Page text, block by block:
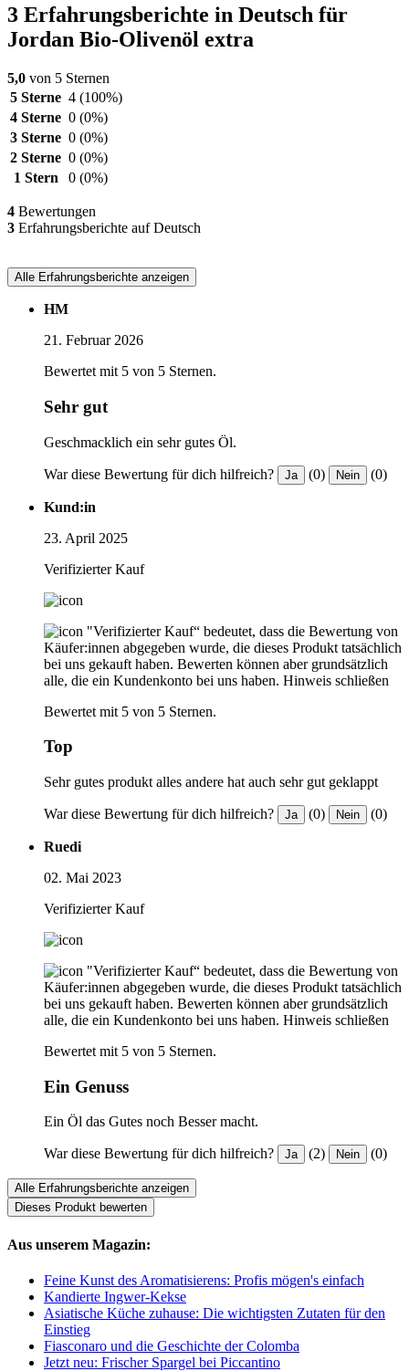
3 Erfahrungsberichte in Deutsch für
Jordan Bio-Olivenöl extra
5,0 von 5 Sternen
5 Sterne 4 (100%)
4 Sterne 0 (0%)
3 Sterne 0 (0%)
2 Sterne 0 (0%)
1 Stern
0 (0%)
4 Bewertungen
3 Erfahrungsberichte auf Deutsch
Alle Erfahrungsberichte anzeigen
HM
21. Februar 2026
Bewertet mit 5 von 5 Sternen.
Sehr gut
Geschmacklich ein sehr gutes Öl.
War diese Bewertung für dich hilfreich? Ja (0) Nein (0)
Kund:in
23. April 2025
Verifizierter Kauf
"Verifizierter Kauf“ bedeutet, dass die Bewertung von
Käufer:innen abgegeben wurde, die dieses Produkt tatsächlich
bei uns gekauft haben. Bewerten können aber grundsätzlich
alle, die ein Kundenkonto bei uns haben. Hinweis schließen
Bewertet mit 5 von 5 Sternen.
Top
Sehr gutes produkt alles andere hat auch sehr gut geklappt
War diese Bewertung für dich hilfreich? Ja (0) Nein (0)
Ruedi
02. Mai 2023
Verifizierter Kauf
"Verifizierter Kauf“ bedeutet, dass die Bewertung von
Käufer:innen abgegeben wurde, die dieses Produkt tatsächlich
bei uns gekauft haben. Bewerten können aber grundsätzlich
alle, die ein Kundenkonto bei uns haben. Hinweis schließen
Bewertet mit 5 von 5 Sternen.
Ein Genuss
Ein Öl das Gutes noch Besser macht.
War diese Bewertung für dich hilfreich? Ja (2) Nein (0)
Alle Erfahrungsberichte anzeigen
Dieses Produkt bewerten
Aus unserem Magazin:
Feine Kunst des Aromatisierens: Profis mögen's einfach
Kandierte Ingwer-Kekse
Asiatische Küche zuhause: Die wichtigsten Zutaten für den
Einstieg
Fiasconaro und die Geschichte der Colomba
Jetzt neu: Frischer Spargel bei Piccantino